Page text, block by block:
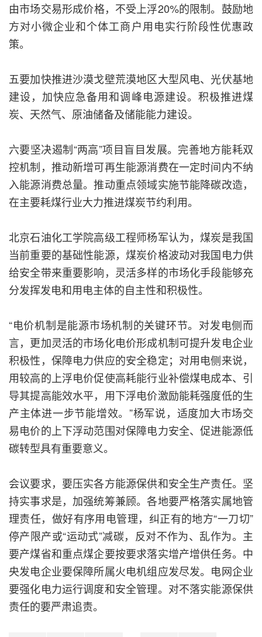
由市场交易形成价格，不受上浮20%的限制。鼓励地
方对小微企业和个体工商户用电实行阶段性优惠政
策。
五要加快推进沙漠戈壁荒漠地区大型风电、光伏基地
建设，加快应急备用和调峰电源建设。积极推进煤
炭、天然气、原油储备及储能能力建设。
六要坚决遏制“两高”项目盲目发展。完善地方能耗双
控机制，推动新增可再生能源消费在一定时间内不纳
入能源消费总量。推动重点领域实施节能降碳改造，
在主要耗煤行业大力推进煤炭节约利用。
北京石油化工学院高级工程师杨军认为，煤炭是我国
当前重要的基础性能源，煤炭价格波动对我国电力供
给安全带来重要影响，灵活多样的市场化手段能够充
分发挥发电和用电主体的自主性和积极性。
“电价机制是能源市场机制的关键环节。对发电侧而
言，更加灵活的市场化电价形成机制可提升发电企业
积极性，保障电力供应的安全稳定；对用电侧来说，
用较高的上浮电价促使高耗能行业补偿煤电成本、引
导其提高能效水平，用下浮电价激励能耗强度低的生
产主体进一步节能增效。”杨军说，适度加大市场交
易电价的上下浮动范围对保障电力安全、促进能源低
碳转型具有重要意义。
会议要求，要压实各方能源保供和安全生产责任。坚
持实事求是，加强统筹兼顾。各地要严格落实属地管
理责任，做好有序用电管理，纠正有的地方“一刀切”
停产限产或“运动式”减碳，反对不作为、乱作为。主
要产煤省和重点煤企要按要求落实增产增供任务。中
央发电企业要保障所属火电机组应发尽发。电网企业
要强化电力运行调度和安全管理。对不落实能源保供
责任的要严肃追责。